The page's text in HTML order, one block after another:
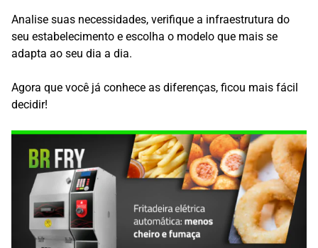
Analise suas necessidades, verifique a infraestrutura do
seu estabelecimento e escolha o modelo que mais se
adapta ao seu dia a dia.
Agora que você já conhece as diferenças, ficou mais fácil
decidir!